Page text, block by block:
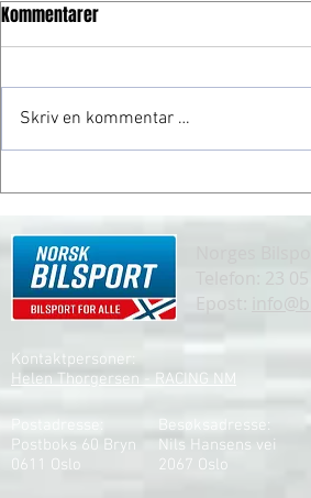
Kommentarer
Skriv en kommentar …
Telefon: 23
Epost:
Postadresse:
Postboks 60 Bryn
0611 Oslo
Besøksadresse:
Nils Hansens vei
2067 Oslo
Kontaktpersoner:
Helen Thorgersen - RACING NM